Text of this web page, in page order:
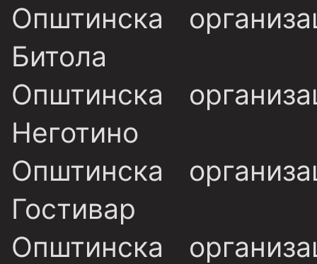
Општинска
Битола
Општинска
Неготино
Општинска
Гостивар
Општинска